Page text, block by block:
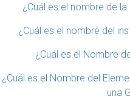
¿Cuál es el nombre de
¿Cuál es el nombre del
¿Cuál es el Nombre
¿Cuál es el Nombre del
una